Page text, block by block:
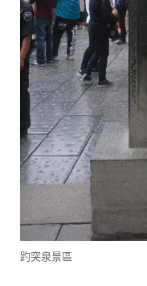
趵突泉景區